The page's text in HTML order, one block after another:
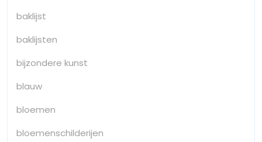
baklijst
baklijsten
bijzondere kunst
blauw
bloemen
bloemenschilderijen